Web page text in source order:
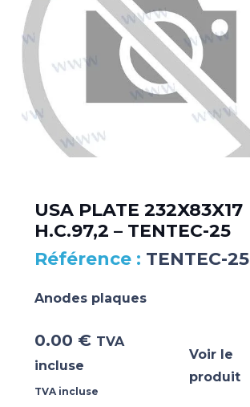
USA PLATE 232X83X17
H.C.97,2 – TENTEC-25
TENTEC-25
Anodes plaques
0.00 € TVA
incluse
TVA incluse
Voir le
produit